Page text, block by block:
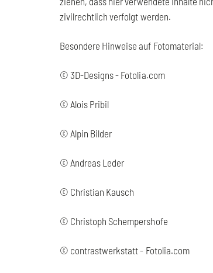
zivilrechtlich verfolgt werden.
Besondere Hinweise auf Fotomaterial:
© 3D-Designs - Fotolia.com
© Alois Pribil
© Alpin Bilder
© Andreas Leder
© Christian Kausch
© Christoph Schempershofe
© contrastwerkstatt - Fotolia.com